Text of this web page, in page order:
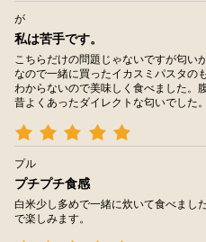
が
私は苦手です。
こちらだけの問題じゃないですが匂い
なので一緒に買ったイカスミパスタの
わからないので美味しく食べました。
昔よくあったダイレクトな匂いでした。
プル
プチプチ食感
白米少し多めで一緒に炊いて食べまし
で楽しみます。